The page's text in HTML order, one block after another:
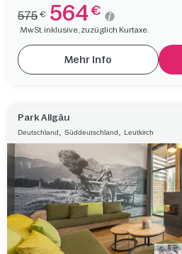
575 € 564 €
MwSt. inklusive, zuzüglich Kurtaxe.
Mehr Info
Park Allgäu
Deutschland Süddeutschland Leutkirch